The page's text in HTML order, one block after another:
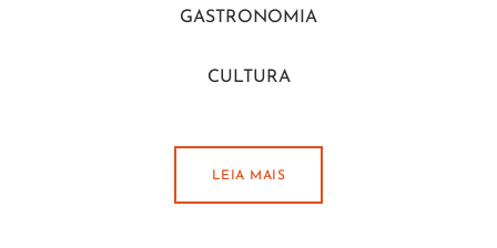
GASTRONOMIA
CULTURA
LEIA MAIS